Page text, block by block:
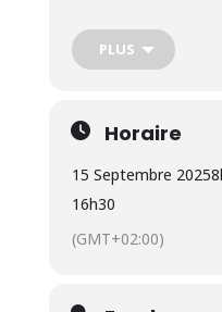
Quel matériel choisir ?
Public cible:
Programme des
Objectifs de la
Choix des outils et
Ergonomie,
PLUS
Horaire
15 Septembre 2025
16h30
(GMT+02:00)